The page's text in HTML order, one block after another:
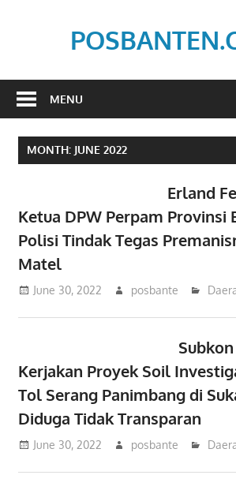
Dan
Aspirasi
Rakyat
MENU
MONTH: JUNE 2022
Erland
Ketua DPW Perpam Provinsi
Polisi Tindak Tegas
Matel
June 30, 2022 posbante
Subkon
Kerjakan Proyek Soil
Tol Serang Panimbang di
Diduga Tidak Transparan
June 30, 2022 posbante